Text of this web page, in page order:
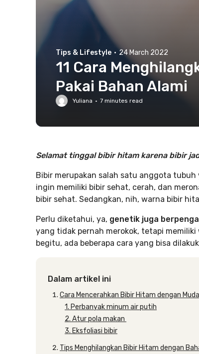
Tips & Lifestyle · 24 March 2022
11 Cara
Pakai Bahan Alami
Yuliana · 7 minutes read
Selamat tinggal bibir hitam karena bibir
Bibir merupakan salah satu anggota
ingin memiliki bibir sehat, cerah, dan
bibir sehat. Sedangkan, nih, warna bibir
Perlu diketahui, ya, genetik juga
yang tidak pernah merokok, tetapi
begitu, ada beberapa cara yang bisa
Dalam artikel ini
Cara Mencerahkan Bibir Hitam dengan
1. Perbanyak minum air putih
2. Atur pola makan
3. Eksfoliasi bibir
Tips Menghilangkan Bibir Hitam dengan